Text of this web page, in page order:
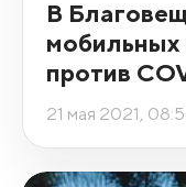
В
мобильных
против
21 мая 2021,